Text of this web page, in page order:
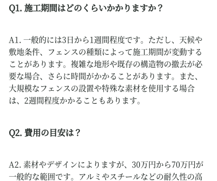
Q1. 施工期間はどのくらいかかりますか？
A1. 一般的には3日から1週間程度です。ただし、天候や
敷地条件、フェンスの種類によって施工期間が変動する
ことがあります。複雑な地形や既存の構造物の撤去が必
要な場合、さらに時間がかかることがあります。また、
大規模なフェンスの設置や特殊な素材を使用する場合
は、2週間程度かかることもあります。
Q2. 費用の目安は？
A2. 素材やデザインによりますが、30万円から70万円が
一般的な範囲です。アルミやスチールなどの耐久性の高